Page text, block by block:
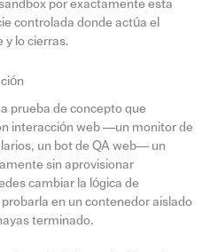
por exactamente esta
controlada donde actúa el
y lo cierras.
prueba de concepto que
interacción web —un monitor de
un bot de QA web— un
sin aprovisionar
cambiar la lógica de
en un contenedor aislado
terminado.